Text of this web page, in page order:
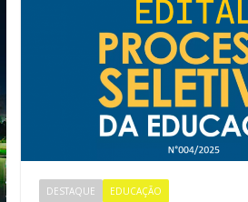
DESTAQUE EDUCAÇÃO